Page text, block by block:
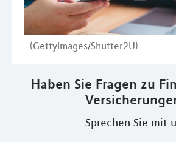
(GettyImages/Shutter2U)
Haben Sie Fragen zu
Sprechen Sie mit